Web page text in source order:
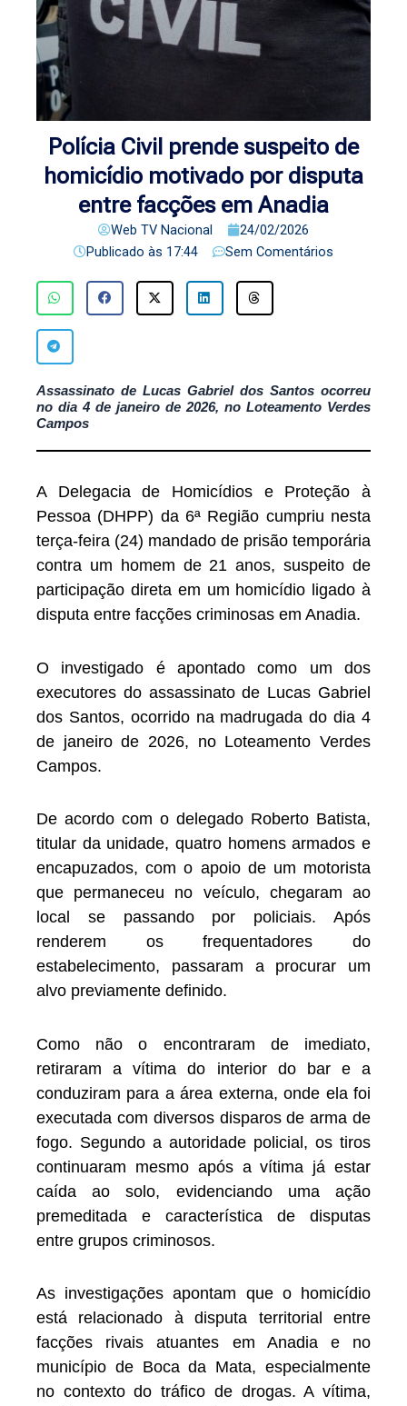
Polícia Civil prende suspeito de
homicídio motivado por disputa
entre facções em Anadia
Web TV Nacional
24/02/2026
Publicado às 17:44 Sem Comentários
Assassinato de Lucas Gabriel dos Santos ocorreu
no dia 4 de janeiro de 2026, no Loteamento Verdes
Campos
A Delegacia de Homicídios e Proteção à
Pessoa (DHPP) da 6ª Região cumpriu nesta
terça-feira (24) mandado de prisão temporária
contra um homem de 21 anos, suspeito de
participação direta em um homicídio ligado à
disputa entre facções criminosas em Anadia.
O investigado é apontado como um dos
executores do assassinato de Lucas Gabriel
dos Santos, ocorrido na madrugada do dia 4
de janeiro de 2026, no Loteamento Verdes
Campos.
De acordo com o delegado Roberto Batista,
titular da unidade, quatro homens armados e
encapuzados, com o apoio de um motorista
que permaneceu no veículo, chegaram ao
local se passando por policiais. Após
renderem os frequentadores do
estabelecimento, passaram a procurar um
alvo previamente definido.
Como não o encontraram de imediato,
retiraram a vítima do interior do bar e a
conduziram para a área externa, onde ela foi
executada com diversos disparos de arma de
fogo. Segundo a autoridade policial, os tiros
continuaram mesmo após a vítima já estar
caída ao solo, evidenciando uma ação
premeditada e característica de disputas
entre grupos criminosos.
As investigações apontam que o homicídio
está relacionado à disputa territorial entre
facções rivais atuantes em Anadia e no
município de Boca da Mata, especialmente
no contexto do tráfico de drogas. A vítima,